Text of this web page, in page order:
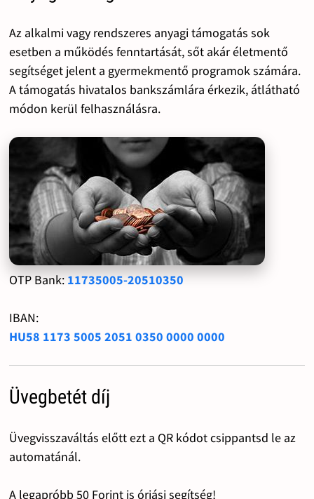
Az alkalmi vagy rendszeres anyagi támogatás sok
esetben a működés fenntartását, sőt akár életmentő
segítséget jelent a gyermekmentő programok számára.
A támogatás hivatalos bankszámlára érkezik, átlátható
módon kerül felhasználásra.
OTP Bank: 11735005-20510350
IBAN:
HU58 1173 5005 2051 0350 0000 0000
Üvegbetét díj
Üvegvisszaváltás előtt ezt a QR kódot csippantsd le az
automatánál.
A legapróbb 50 Forint is óriási segítség!